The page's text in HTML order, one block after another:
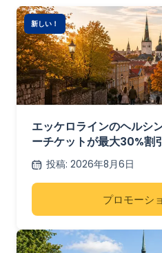
新しい！
エッケロラインのヘルシ
ーチケットが最大30%割
投稿: 2026年8月6日
プロモーシ